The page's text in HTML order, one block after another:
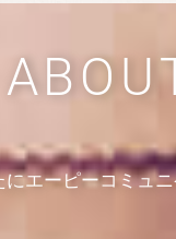
にエーピーコミュ